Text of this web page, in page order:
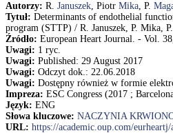
Autorzy: R. Januszek, Piotr Mika, P.
Tytuł: Determinants of endothelial
program (STTP) / R. Januszek, P. Mika,
Źródło: European Heart Journal. - Vol.
Uwagi: 1 ryc.
Uwagi: Published: 29 August 2017
Uwagi: Odczyt dok.: 22.06.2018
Uwagi: Dostępny również w formie
Impreza: ESC Congress (2017 ;
Język: ENG
Słowa kluczowe: NACZYNIA
URL: https://academic.oup.com/